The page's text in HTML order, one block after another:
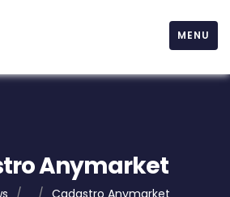
MENU
Anymarket
/ / Cadastro Anymarket